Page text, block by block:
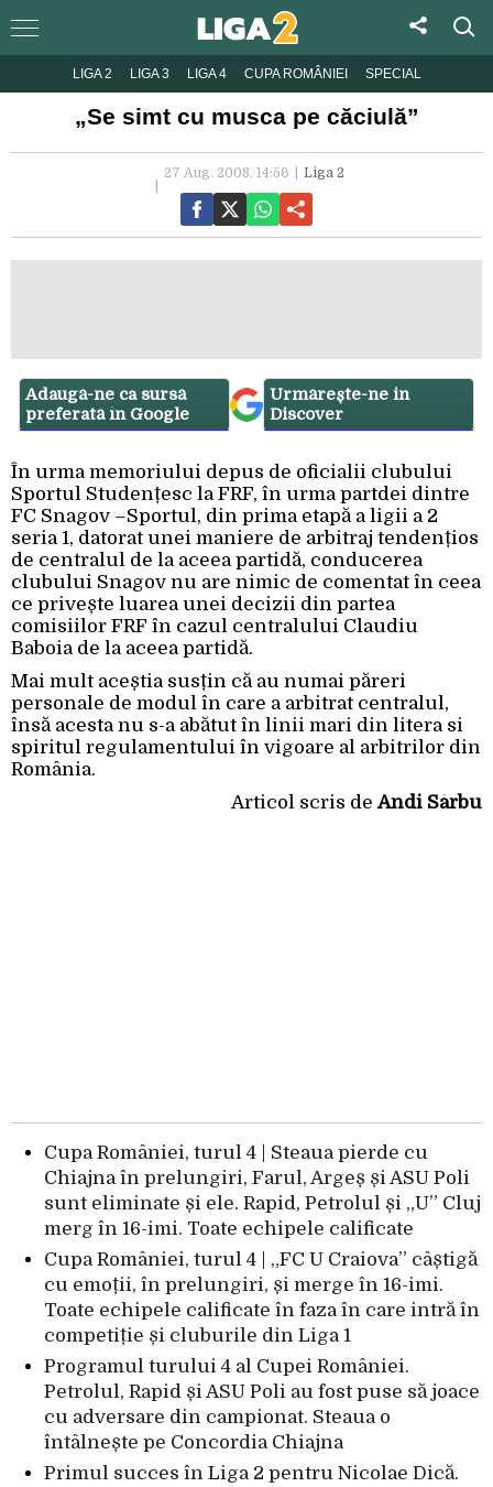
LIGA 2 LIGA 3 LIGA 4 CUPA ROMÂNIEI SPECIAL
„Se simt cu musca pe căciulă”
27 Aug. 2008, 14:56 Liga 2
Adaugă-ne ca sursă
preferată în Google
Urmărește-ne in
Discover
În urma memoriului depus de oficialii clubului
Sportul Studențesc la FRF, în urma partdei dintre
FC Snagov –Sportul, din prima etapă a ligii a 2
seria 1, datorat unei maniere de arbitraj tendențios
de centralul de la aceea partidă, conducerea
clubului Snagov nu are nimic de comentat în ceea
ce privește luarea unei decizii din partea
comisiilor FRF în cazul centralului Claudiu
Baboia de la aceea partidă.
Mai mult aceștia susțin că au numai păreri
personale de modul în care a arbitrat centralul,
însă acesta nu s-a abătut în linii mari din litera si
spiritul regulamentului în vigoare al arbitrilor din
România.
Articol scris deAndi Sârbu
Cupa României, turul 4 | Steaua pierde cu
Chiajna în prelungiri, Farul, Argeș și ASU Poli
sunt eliminate și ele. Rapid, Petrolul și „U” Cluj
merg în 16-imi. Toate echipele calificate
Cupa României, turul 4 | „FC U Craiova” câștigă
cu emoții, în prelungiri, și merge în 16-imi.
Toate echipele calificate în faza în care intră în
competiție și cluburile din Liga 1
Programul turului 4 al Cupei României.
Petrolul, Rapid și ASU Poli au fost puse să joace
cu adversare din campionat. Steaua o
întâlnește pe Concordia Chiajna
Primul succes în Liga 2 pentru Nicolae Dică.